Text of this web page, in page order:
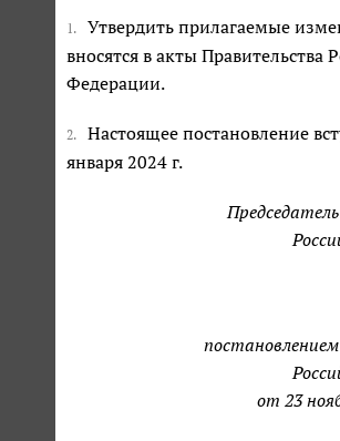
1.
Утвердить прилагаемые
вносятся в акты Правительства
Федерации.
2.
Настоящее постановление
января 2024 г.
от 23